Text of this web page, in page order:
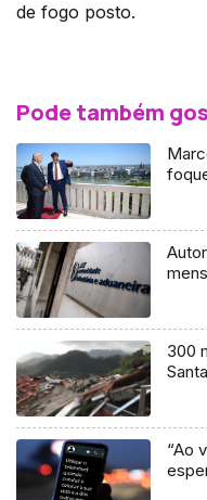
de fogo posto.
Pode também
300
“Ao